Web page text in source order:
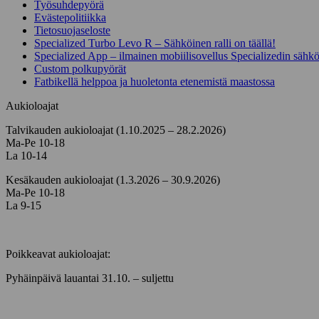
Työsuhdepyörä
Evästepolitiikka
Tietosuojaseloste
Specialized Turbo Levo R – Sähköinen ralli on täällä!
Specialized App – ilmainen mobiilisovellus Specializedin
Custom polkupyörät
Fatbikellä helppoa ja huoletonta etenemistä maastossa
Aukioloajat
Talvikauden aukioloajat (1.10.2025 – 28.2.2026)
Ma-Pe 10-18
La 10-14
Kesäkauden aukioloajat (1.3.2026 – 30.9.2026)
Ma-Pe 10-18
La 9-15
Poikkeavat aukioloajat:
Pyhäinpäivä lauantai 31.10. – suljettu